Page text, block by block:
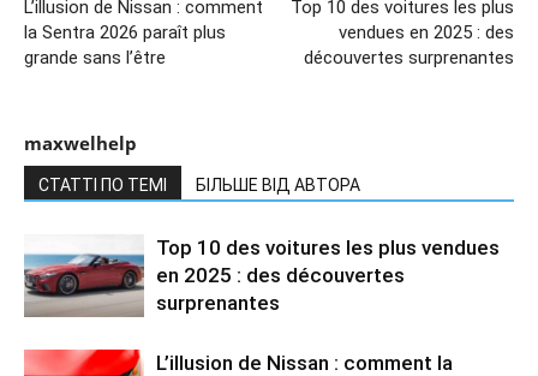
L’illusion de Nissan : comment
la Sentra 2026 paraît plus
grande sans l’être
Top 10 des voitures les plus
vendues en 2025 : des
découvertes surprenantes
maxwelhelp
СТАТТІ ПО ТЕМІ БІЛЬШЕ ВІД АВТОРА
Top 10 des voitures les plus vendues
en 2025 : des découvertes
surprenantes
L’illusion de Nissan : comment la